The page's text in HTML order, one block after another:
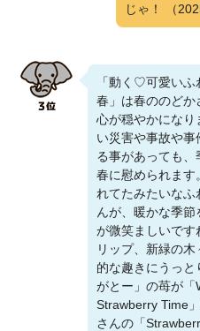
じゃ！
（
「動く♡可愛い
春」は春ののどか
心が穏やかになり
い災害や事故や事
る事があっても、
春に慰められます
れてたみたいなふ
んが、暖かな季
が微笑ましいです
リップ、新緑の
的な趣きにうっと
がとー」の苺が「
Strawberry Time
さんの「